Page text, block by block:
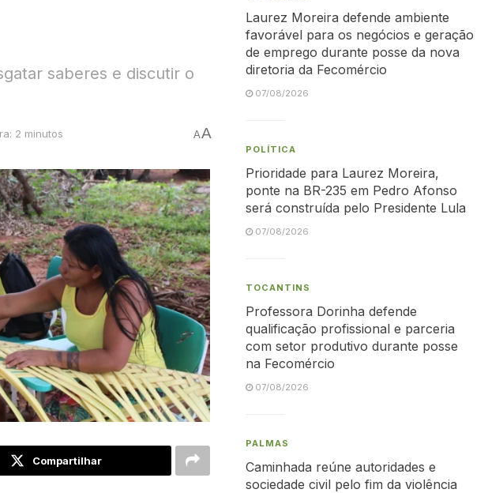
saberes e discutir o
2 minutos AA
Compartilhar
Laurez Moreira defende ambiente
favorável para os negócios e geração
de emprego durante posse da nova
diretoria da Fecomércio
07/08/2026
POLÍTICA
Prioridade para Laurez Moreira,
ponte na BR-235 em Pedro Afonso
será construída pelo Presidente Lula
07/08/2026
TOCANTINS
Professora Dorinha defende
qualificação profissional e parceria
com setor produtivo durante posse
na Fecomércio
07/08/2026
PALMAS
Caminhada reúne autoridades e
sociedade civil pelo fim da violência